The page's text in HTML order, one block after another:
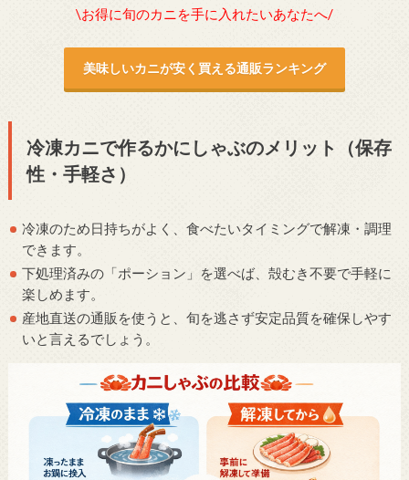
\お得に旬のカニを手に入れたいあなたへ/
美味しいカニが安く買える通販ランキング
冷凍カニで作るかにしゃぶのメリット（保存
性・手軽さ）
冷凍のため日持ちがよく、食べたいタイミングで解凍・調理
できます。
下処理済みの「ポーション」を選べば、殻むき不要で手軽に
楽しめます。
産地直送の通販を使うと、旬を逃さず安定品質を確保しやす
いと言えるでしょう。